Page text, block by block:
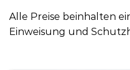
Alle Preise beinhalten
Einweisung und